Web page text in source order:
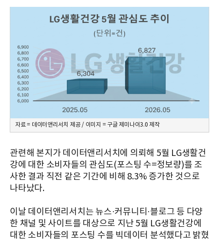
자료 = 데이터앤리서치 제공 / 이미지 = 구글 제미나이3.0 제작
관련해 본지가 데이터앤리서치에 의뢰해 5월 LG생활건
강에 대한 소비자들의 관심도(포스팅 수=정보량)를 조
사한 결과 직전 같은 기간에 비해 8.3% 증가한 것으로
나타났다.
이날 데이터앤리서치는 뉴스·커뮤니티·블로그 등 다양
한 채널 및 사이트를 대상으로 지난 5월 LG생활건강에
대한 소비자들의 포스팅 수를 빅데이터 분석했다고 밝혔